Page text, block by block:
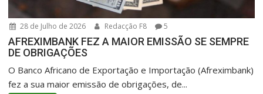
28 de Julho de 2026 Redacção F8 5
AFREXIMBANK FEZ A MAIOR EMISSÃO SE SEMPRE
DE OBRIGAÇÕES
O Banco Africano de Exportação e Importação (Afreximbank)
fez a sua maior emissão de obrigações, de...